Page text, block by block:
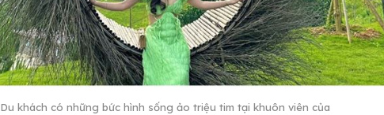
Du khách có những bức hình sống ảo triệu tim tại khuôn viên của